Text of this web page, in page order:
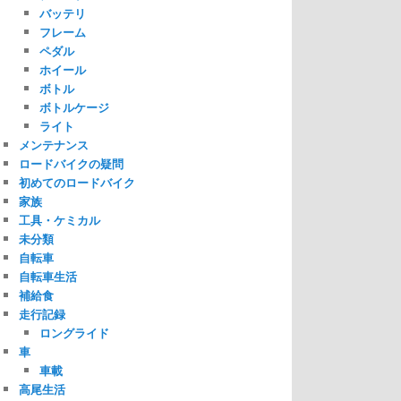
バッテリ
フレーム
ペダル
ホイール
ボトル
ボトルケージ
ライト
メンテナンス
ロードバイクの疑問
初めてのロードバイク
家族
工具・ケミカル
未分類
自転車
自転車生活
補給食
走行記録
ロングライド
車
車載
高尾生活